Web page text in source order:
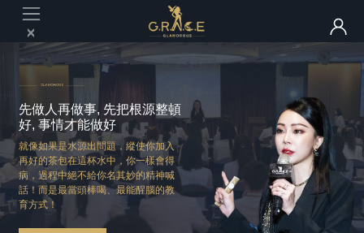
先做人再做事, 先把根源整頓
好, 事情才能做好
就像如果是水源出問題，縱使你加入
再好的茶包在這杯水中，你一樣會得
病，過程中絕不給你名其妙的精神喊
話！而是最當頭棒喝、最能醒腦的教
育方式！